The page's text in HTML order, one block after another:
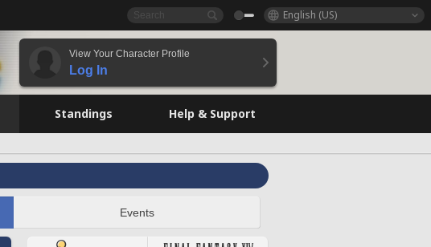
English (US)
View Your Character Profile
Log In
Standings Help & Support
Events